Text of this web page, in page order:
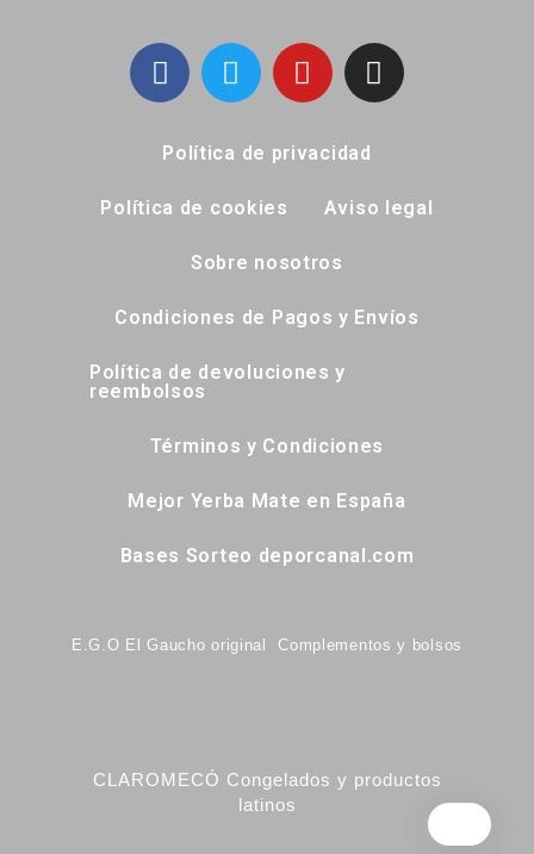
Política de privacidad
Política de cookies Aviso legal
Sobre nosotros
Condiciones de Pagos y Envíos
Política de devoluciones y
reembolsos
Términos y Condiciones
Mejor Yerba Mate en España
Bases Sorteo deporcanal.com
E.G.O El Gaucho original Complementos y bolsos
CLAROMECÓ Congelados y productos
latinos